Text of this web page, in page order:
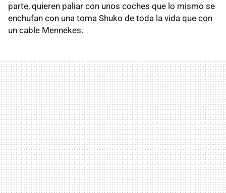
parte, quieren paliar con unos coches que lo mismo se
enchufan con una toma Shuko de toda la vida que con
un cable Mennekes.